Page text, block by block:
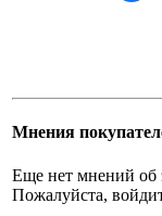
Мнения
Еще нет мнений об
Пожалуйста,